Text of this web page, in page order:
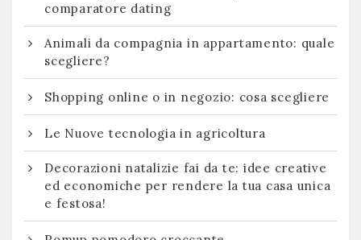
comparatore dating
Animali da compagnia in appartamento: quale
scegliere?
Shopping online o in negozio: cosa scegliere
Le Nuove tecnologia in agricoltura
Decorazioni natalizie fai da te: idee creative
ed economiche per rendere la tua casa unica
e festosa!